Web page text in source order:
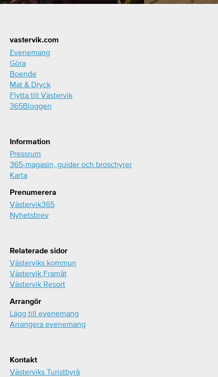
Footer
vastervik.com
Evenemang
Göra
Boende
Mat & Dryck
Flytta till Västervik
365Bloggen
Information
Pressrum
365-magasin, guider och broschyrer
Karta
Prenumerera
Västervik365
Nyhetsbrev
Relaterade sidor
Västerviks kommun
Västervik Framåt
Västervik Resort
Arrangör
Lägg till evenemang
Arrangera evenemang
Kontakt
Västerviks Turistbyrå